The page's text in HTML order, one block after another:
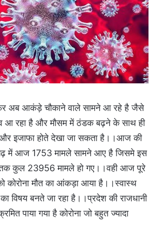
अब आकंड़े चौकाने वाले सामने आ रहे है जैसे
आ रहा है और मौसम में ठंडक बढ़ने के साथ ही
और इजाफा होते देखा जा सकता है।।आज की
में आज 1753 मामले सामने आए है जिसमे इस
कुल 23956 मामले हो गए।।वही आज पूरे
कोरोना मौत का आंकड़ा आया है।।स्वास्थ
का विषय बनते जा रहा है।।प्रदेश की राजधानी
पाया गया है कोरोना जो बहुत ज्यादा